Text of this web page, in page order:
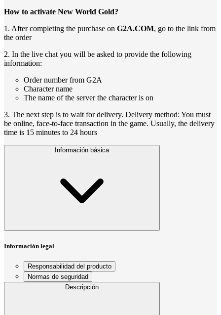
How to activate New World Gold?
1. After completing the purchase on G2A.COM, go to the link from
the order
2. In the live chat you will be asked to provide the following
information:
Order number from G2A
Character name
The name of the server the character is on
3. The next step is to wait for delivery. Delivery method: You must
be online, face-to-face transaction in the game. Usually, the delivery
time is 15 minutes to 24 hours
Información básica
Información legal
Responsabilidad del producto
Normas de seguridad
Descripción